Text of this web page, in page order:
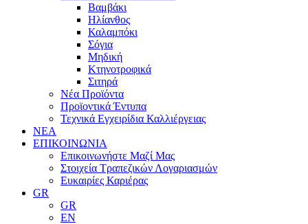
Βαμβάκι
Ηλίανθος
Καλαμπόκι
Σόγια
Μηδική
Κτηνοτροφικά
Σιτηρά
Νέα Προϊόντα
Προϊοντικά Έντυπα
Τεχνικά Εγχειρίδια Καλλιέργειας
ΝΕΑ
ΕΠΙΚΟΙΝΩΝΙΑ
Επικοινωνήστε Μαζί Μας
Στοιχεία Τραπεζικών Λογαριασμών
Ευκαιρίες Καριέρας
GR
GR
EN